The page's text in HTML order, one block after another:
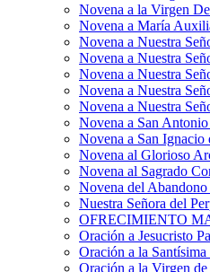
Novena a la Virgen
Novena a María
Novena a Nuestra
Novena a Nuestra
Novena a Nuestra
Novena a Nuestra
Novena a Nuestra
Novena a San Antonio
Novena a San Ignacio
Novena al Glorioso
Novena al Sagrado
Novena del
Nuestra Señora del
OFRECIMIENTO
Oración a Jesucristo
Oración a la
Oración a la Virgen